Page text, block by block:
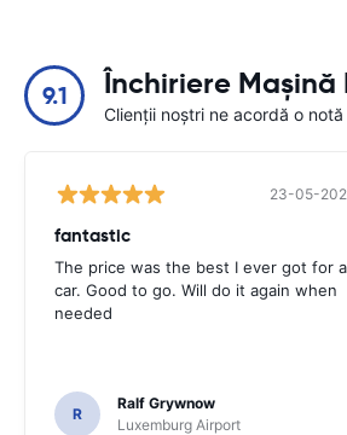
9.1 Închiriere Mașină
Clienții noștri ne acordă o
23-05-
fantastic
The price was the best I ever got for a
car. Good to go. Will do it again when
needed
R
Ralf Grywnow
Luxemburg Airport